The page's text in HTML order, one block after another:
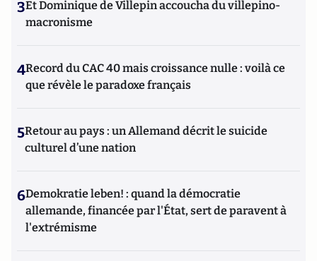
3Et Dominique de Villepin accoucha du villepino-
macronisme
4Record du CAC 40 mais croissance nulle : voilà ce
que révèle le paradoxe français
5Retour au pays : un Allemand décrit le suicide
culturel d’une nation
6Demokratie leben! : quand la démocratie
allemande, financée par l'État, sert de paravent à
l'extrémisme